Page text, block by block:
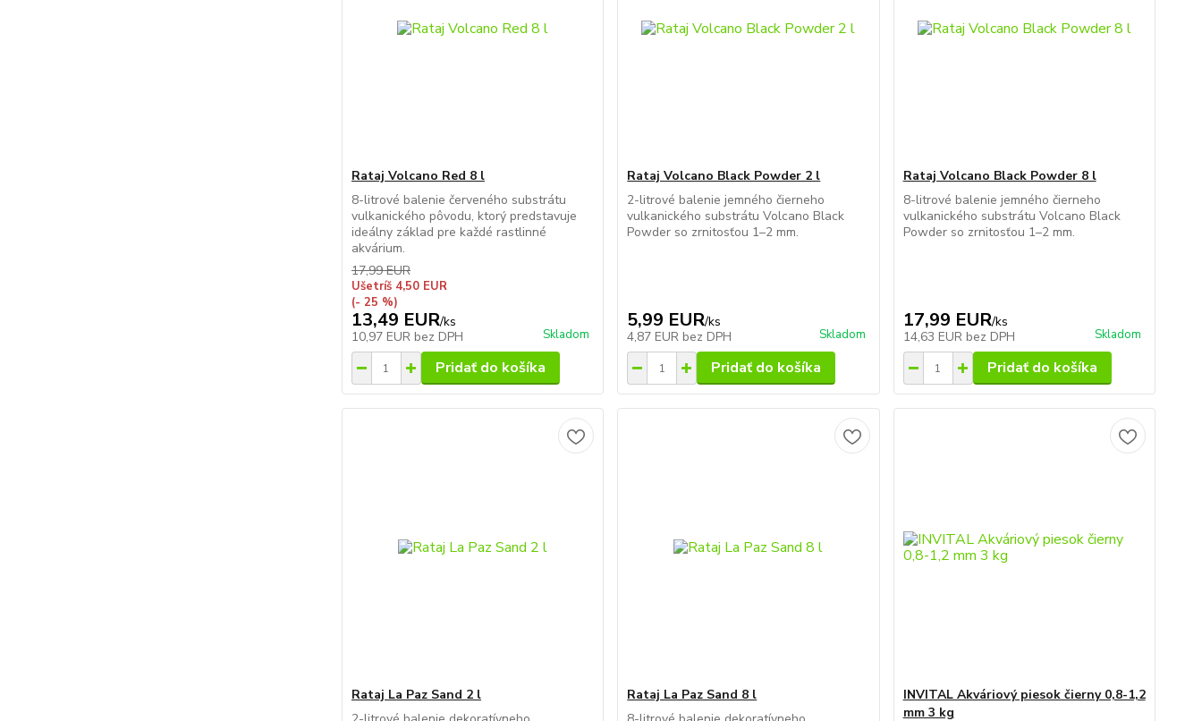
Rataj Volcano Red 8 l
8-litrové balenie červeného substrátu
vulkanického pôvodu, ktorý predstavuje
ideálny základ pre každé rastlinné
akvárium.
17,99 EUR
Ušetríš 4,50 EUR
(- 25 %)
13,49 EUR/ks
10,97 EUR bez DPH Skladom
Pridať do košíka
Rataj Volcano Black Powder 2 l
2-litrové balenie jemného čierneho
vulkanického substrátu Volcano Black
Powder so zrnitosťou 1–2 mm.
5,99 EUR/ks
4,87 EUR bez DPH Skladom
Pridať do košíka
Rataj Volcano Black Powder 8 l
8-litrové balenie jemného čierneho
vulkanického substrátu Volcano Black
Powder so zrnitosťou 1–2 mm.
17,99 EUR/ks
14,63 EUR bez DPH Skladom
Pridať do košíka
Rataj La Paz Sand 2 l
Rataj La Paz Sand 8 l
INVITAL Akváriový piesok čierny 0,8-1,2
mm 3 kg